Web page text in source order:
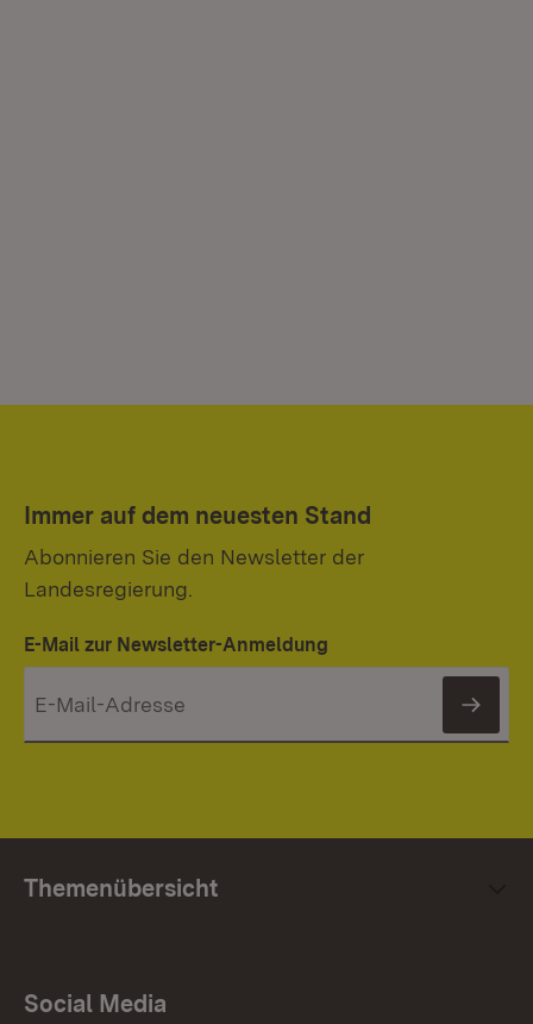
Immer auf dem neuesten Stand
Abonnieren Sie den Newsletter der
Landesregierung.
E-Mail zur Newsletter-Anmeldung
Themenübersicht
Social Media